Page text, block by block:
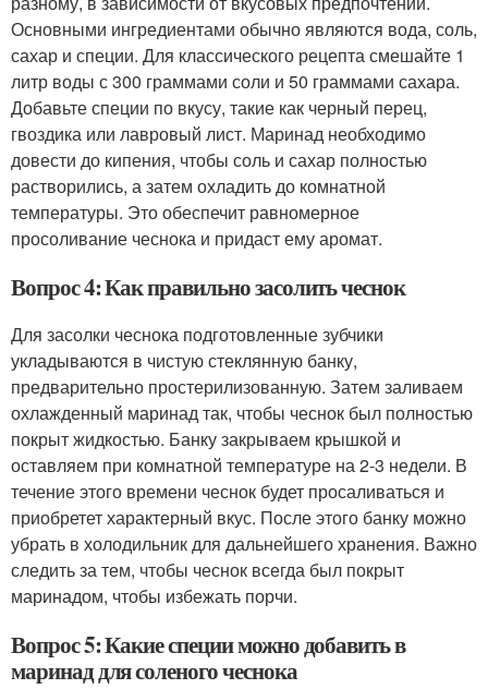
Основными ингредиентами обычно являются вода, соль,
сахар и специи. Для классического рецепта смешайте 1
литр воды с 300 граммами соли и 50 граммами сахара.
Добавьте специи по вкусу, такие как черный перец,
гвоздика или лавровый лист. Маринад необходимо
довести до кипения, чтобы соль и сахар полностью
растворились, а затем охладить до комнатной
температуры. Это обеспечит равномерное
просоливание чеснока и придаст ему аромат.
Вопрос 4: Как правильно засолить чеснок
Для засолки чеснока подготовленные зубчики
укладываются в чистую стеклянную банку,
предварительно простерилизованную. Затем заливаем
охлажденный маринад так, чтобы чеснок был полностью
покрыт жидкостью. Банку закрываем крышкой и
оставляем при комнатной температуре на 2-3 недели. В
течение этого времени чеснок будет просаливаться и
приобретет характерный вкус. После этого банку можно
убрать в холодильник для дальнейшего хранения. Важно
следить за тем, чтобы чеснок всегда был покрыт
маринадом, чтобы избежать порчи.
Вопрос 5: Какие специи можно добавить в
маринад для соленого чеснока